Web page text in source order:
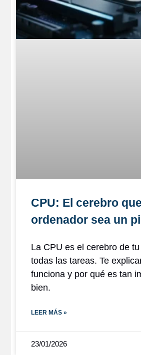
CPU: El cerebro
ordenador sea un
La CPU es el cerebro de
todas las tareas. Te
funciona y por qué es tan
bien.
LEER MÁS »
23/01/2026